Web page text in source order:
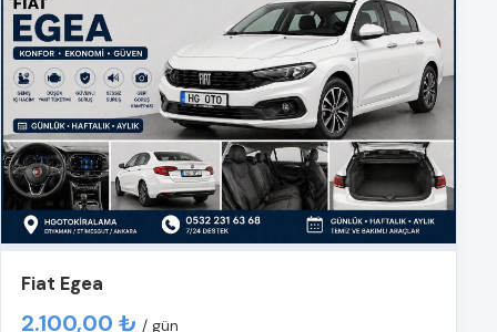
Fiat Egea
2.100,00 ₺ / gün